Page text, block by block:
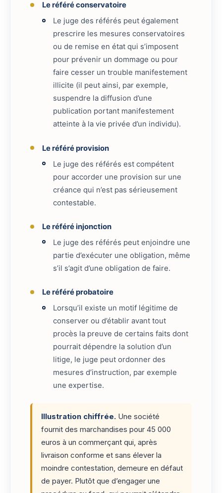
Le référé conservatoire
Le juge des référés peut également
prescrire les mesures conservatoires
ou de remise en état qui s’imposent
pour prévenir un dommage ou pour
faire cesser un trouble manifestement
illicite (il peut ainsi, par exemple,
suspendre la diffusion d’une
publication portant manifestement
atteinte à la vie privée d’un individu).
Le référé provision
Le juge des référés est compétent
pour accorder une provision sur une
créance qui n’est pas sérieusement
contestable.
Le référé injonction
Le juge des référés peut enjoindre une
partie d’exécuter une obligation, même
s’il s’agit d’une obligation de faire.
Le référé probatoire
Lorsqu’il existe un motif légitime de
conserver ou d’établir avant tout
procès la preuve de certains faits dont
pourrait dépendre la solution d’un
litige, le juge peut ordonner des
mesures d’instruction, par exemple
une expertise.
Illustration chiffrée. Une société
fournit des marchandises pour 45 000
euros à un commerçant qui, après
livraison conforme et sans élever la
moindre contestation, demeure en défaut
de payer. Plutôt que d’engager une